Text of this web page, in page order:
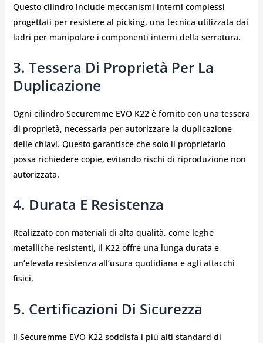
Questo cilindro include meccanismi interni complessi
progettati per resistere al picking, una tecnica utilizzata dai
ladri per manipolare i componenti interni della serratura.
3. Tessera Di Proprietà Per La
Duplicazione
Ogni cilindro Securemme EVO K22 è fornito con una tessera
di proprietà, necessaria per autorizzare la duplicazione
delle chiavi. Questo garantisce che solo il proprietario
possa richiedere copie, evitando rischi di riproduzione non
autorizzata.
4. Durata E Resistenza
Realizzato con materiali di alta qualità, come leghe
metalliche resistenti, il K22 offre una lunga durata e
un’elevata resistenza all’usura quotidiana e agli attacchi
fisici.
5. Certificazioni Di Sicurezza
Il Securemme EVO K22 soddisfa i più alti standard di